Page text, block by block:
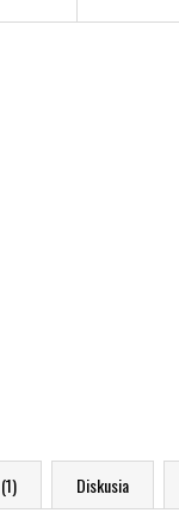
Diskusia